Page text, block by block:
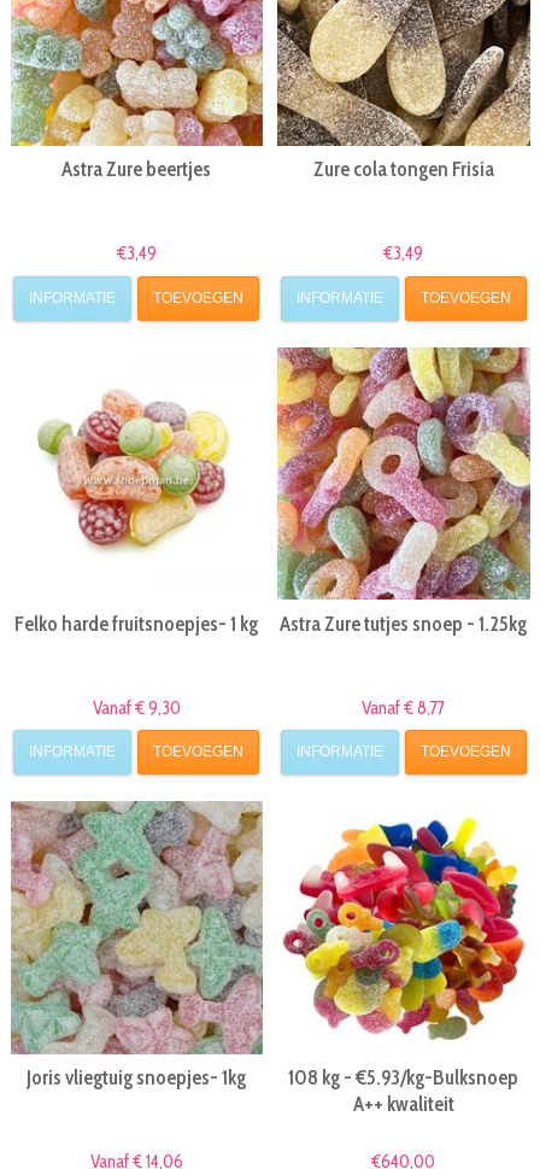
Astra Zure beertjes
€3,49
INFORMATIE TOEVOEGEN
Zure cola tongen Frisia
€3,49
INFORMATIE TOEVOEGEN
Felko harde fruitsnoepjes- 1 kg
Vanaf € 9,30
INFORMATIE TOEVOEGEN
Astra Zure tutjes snoep - 1.25kg
Vanaf € 8,77
INFORMATIE TOEVOEGEN
Joris vliegtuig snoepjes- 1kg
Vanaf € 14,06
108 kg - €5.93/kg-Bulksnoep
A++ kwaliteit
€640,00